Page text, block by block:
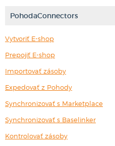
PohodaConnectors
Vytvoriť E-shop
Prepojiť E-shop
Importovať zásoby
Expedovať z Pohody
Synchronizovať s Marketplace
Synchronizovať s Baselinker
Kontrolovať zásoby